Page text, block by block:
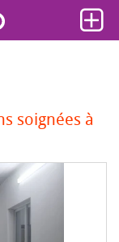
soignées à